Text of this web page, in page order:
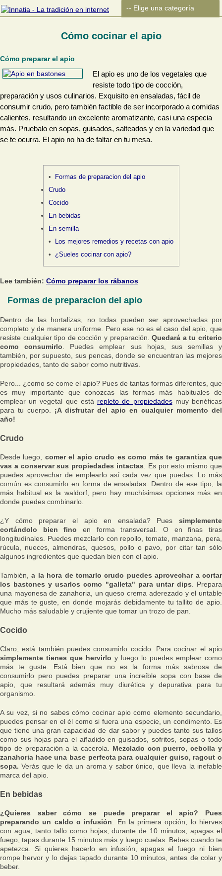
Cómo cocinar el apio
Cómo preparar el apio
El apio es uno de los vegetales que
resiste todo tipo de cocción,
preparación y usos culinarios. Exquisito en ensaladas, fácil de
consumir crudo, pero también factible de ser incorporado a comidas
calientes, resultando un excelente aromatizante, casi una especia
más. Pruebalo en sopas, guisados, salteados y en la variedad que
se te ocurra. El apio no ha de faltar en tu mesa.
Formas de preparacion del apio
Crudo
Cocido
En bebidas
En semilla
Los mejores remedios y recetas con apio
¿Sueles cocinar con apio?
Lee también: Cómo preparar los rábanos
Formas de preparacion del apio
Dentro de las hortalizas, no todas pueden ser aprovechadas por
completo y de manera uniforme. Pero ese no es el caso del apio, que
resiste cualquier tipo de cocción y preparación.Quedará a tu criterio
como consumirlo . Puedes emplear sus hojas, sus semillas y
también, por supuesto, sus pencas, donde se encuentran las mejores
propiedades, tanto de sabor como nutritivas.
Pero... ¿como se come el apio? Pues de tantas formas diferentes, que
es muy importante que conozcas las formas más habituales de
emplear un vegetal que está repleto de propiedadesmuy benéficas
para tu cuerpo. ¡A disfrutar del apio en cualquier momento del
año!
Crudo
Desde luego, comer el apio crudo es como más te garantiza que
vas a conservar sus propiedades intactas . Es por esto mismo que
puedes aprovechar de emplearlo así cada vez que puedas. Lo más
común es consumirlo en forma de ensaladas. Dentro de ese tipo, la
más habitual es la waldorf, pero hay muchísimas opciones más en
donde puedes combinarlo.
¿Y cómo preparar el apio en ensalada? Pues simplemente
cortándolo bien fino en forma transversal. O en finas tiras
longitudinales. Puedes mezclarlo con repollo, tomate, manzana, pera,
rúcula, nueces, almendras, quesos, pollo o pavo, por citar tan sólo
algunos ingredientes que quedan bien con el apio.
También,a la hora de tomarlo crudo puedes aprovechar a cortar
los bastones y usarlos como "galleta" para untar dips . Prepara
una mayonesa de zanahoria, un queso crema aderezado y el untable
que más te guste, en donde mojarás debidamente tu tallito de apio.
Mucho más saludable y crujiente que tomar un trozo de pan.
Cocido
Claro, está también puedes consumirlo cocido. Para cocinar el apio
simplemente tienes que hervirlo y luego lo puedes emplear como
más te guste. Está bien que no es la forma más sabrosa de
consumirlo pero puedes preparar una increíble sopa con base de
apio, que resultará además muy diurética y depurativa para tu
organismo.
A su vez, si no sabes cómo cocinar apio como elemento secundario,
puedes pensar en el él como si fuera una especie, un condimento. Es
que tiene una gran capacidad de dar sabor y puedes tanto sus tallos
como sus hojas para el añadido en guisados, sofritos, sopas o todo
tipo de preparación a la cacerola. Mezclado con puerro, cebolla y
zanahoria hace una base perfecta para cualquier guiso, ragout o
sopa. Verás que le da un aroma y sabor único, que lleva la inefable
marca del apio.
En bebidas
¿Quieres saber cómo se puede preparar el apio? Pues
preparando un caldo o infusión . En la primera opción, lo hierves
con agua, tanto tallo como hojas, durante de 10 minutos, apagas el
fuego, tapas durante 15 minutos más y luego cuelas. Bebes cuando te
apetezca. Si quieres hacerlo en infusión, apagas el fuego ni bien
rompe hervor y lo dejas tapado durante 10 minutos, antes de colar y
beber.